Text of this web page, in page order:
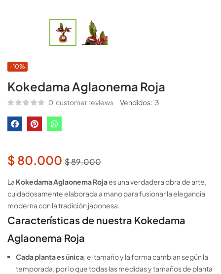
Kokedama Aglaonema Roja
-10%
0 customer reviews Vendidos: 3
$ 80.000 $89.000
La Kokedama Aglaonema Rojaes una verdadera obra de arte,
cuidadosamente elaborada a mano para fusionar la elegancia
moderna con la tradición japonesa.
Características de nuestra Kokedama
Aglaonema Roja
Cada planta es única; el tamaño y la forma cambian según la
temporada, por lo que todas las medidas y tamaños de planta